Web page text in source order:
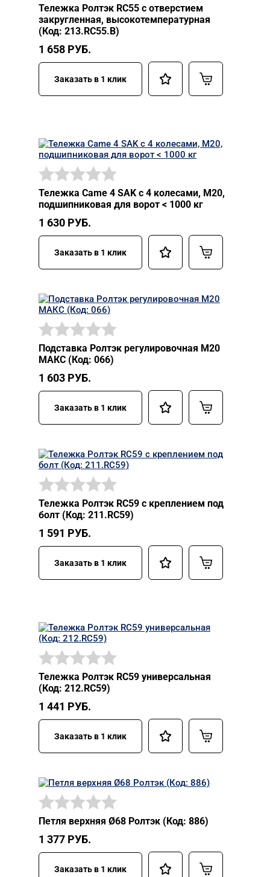
Тележка Ролтэк RC55 с отверстием
закругленная, высокотемпературная
(Код: 213.RC55.В)
1 658 РУБ.
Заказать в 1 клик
Тележка Came 4 SAK с 4 колесами, М20,
подшипниковая для ворот < 1000 кг
1 630 РУБ.
Заказать в 1 клик
Подставка Ролтэк регулировочная М20
МАКС (Код: 066)
1 603 РУБ.
Заказать в 1 клик
Тележка Ролтэк RC59 с креплением под
болт (Код: 211.RC59)
1 591 РУБ.
Заказать в 1 клик
Тележка Ролтэк RC59 универсальная
(Код: 212.RC59)
1 441 РУБ.
Заказать в 1 клик
Петля верхняя Ø68 Ролтэк (Код: 886)
1 377 РУБ.
Заказать в 1 клик